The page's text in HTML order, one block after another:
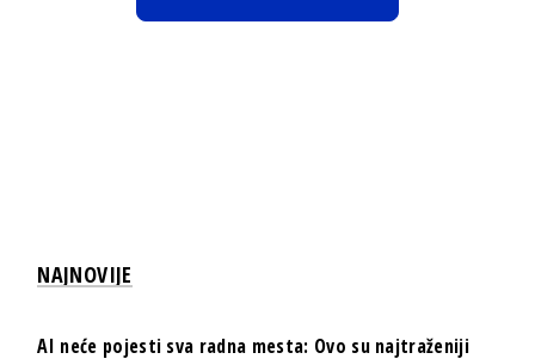
NAJNOVIJE
AI neće pojesti sva radna mesta: Ovo su najtraženiji